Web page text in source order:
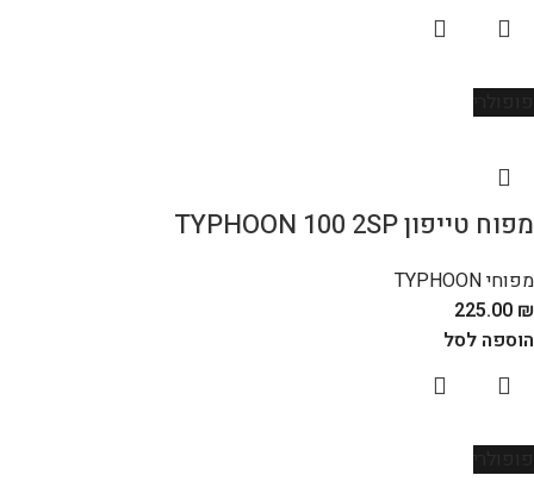
מפוח טייפון TYPHOON 100 2SP
מפוחי TYPHOON
225.00 ₪
הוספה לסל